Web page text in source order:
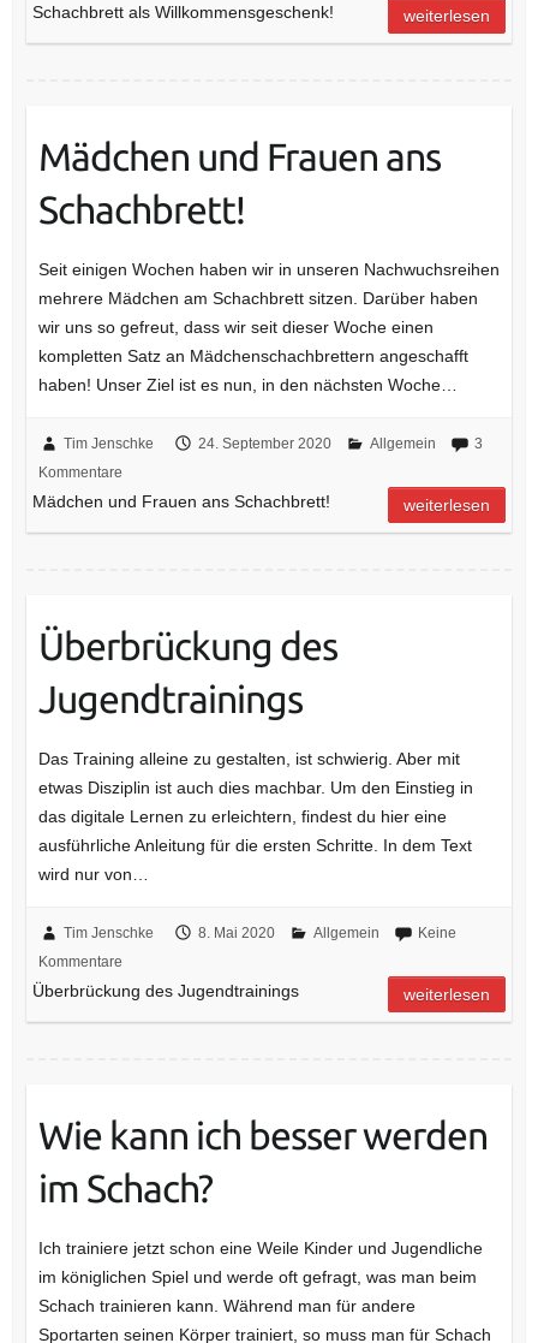
Schachbrett als Willkommensgeschenk! weiterlesen
Mädchen und Frauen ans
Schachbrett!
Seit einigen Wochen haben wir in unseren Nachwuchsreihen
mehrere Mädchen am Schachbrett sitzen. Darüber haben
wir uns so gefreut, dass wir seit dieser Woche einen
kompletten Satz an Mädchenschachbrettern angeschafft
haben! Unser Ziel ist es nun, in den nächsten Woche…
Tim Jenschke 24. September 2020 Allgemein
3
Kommentare
Mädchen und Frauen ans Schachbrett! weiterlesen
Überbrückung des
Jugendtrainings
Das Training alleine zu gestalten, ist schwierig. Aber mit
etwas Disziplin ist auch dies machbar. Um den Einstieg in
das digitale Lernen zu erleichtern, findest du hier eine
ausführliche Anleitung für die ersten Schritte. In dem Text
wird nur von…
Tim Jenschke 8. Mai 2020 Allgemein
Keine
Kommentare
Überbrückung des Jugendtrainings weiterlesen
Wie kann ich besser werden
im Schach?
Ich trainiere jetzt schon eine Weile Kinder und Jugendliche
im königlichen Spiel und werde oft gefragt, was man beim
Schach trainieren kann. Während man für andere
Sportarten seinen Körper trainiert, so muss man für Schach